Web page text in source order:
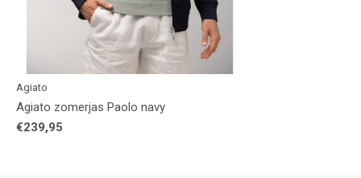
Agiato
Agiato zomerjas Paolo navy
€239,95